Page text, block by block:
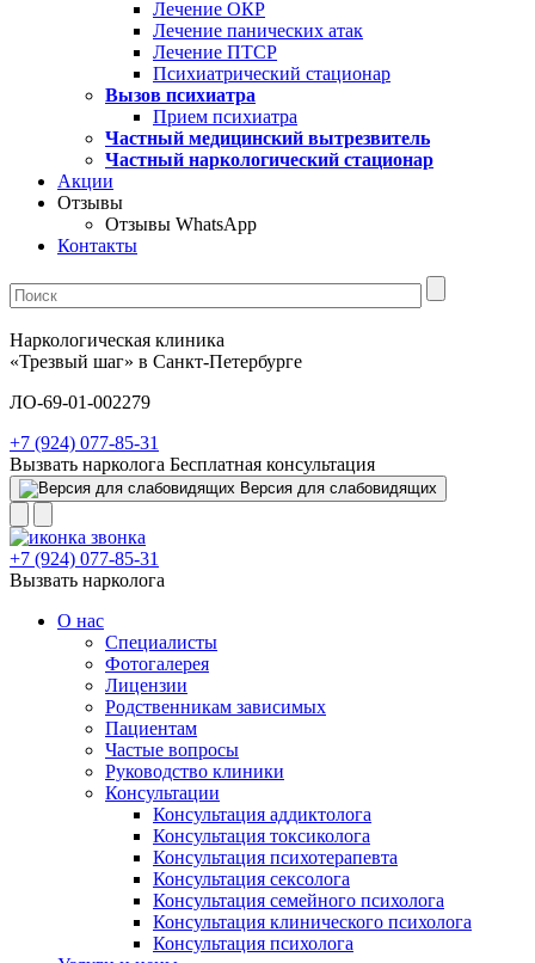
Лечение ОКР
Лечение панических атак
Лечение ПТСР
Психиатрический стационар
Вызов психиатра
Прием психиатра
Частный медицинский вытрезвитель
Частный наркологический стационар
Акции
Отзывы
Отзывы WhatsApp
Контакты
Наркологическая клиника
«Трезвый шаг» в Санкт-Петербурге
ЛО-69-01-002279
+7 (924) 077-85-31
Вызвать нарколога Бесплатная консультация
Версия для слабовидящих
+7 (924) 077-85-31
Вызвать нарколога
О нас
Специалисты
Фотогалерея
Лицензии
Родственникам зависимых
Пациентам
Частые вопросы
Руководство клиники
Консультации
Консультация аддиктолога
Консультация токсиколога
Консультация психотерапевта
Консультация сексолога
Консультация семейного психолога
Консультация клинического психолога
Консультация психолога